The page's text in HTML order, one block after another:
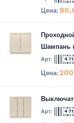
Шампань